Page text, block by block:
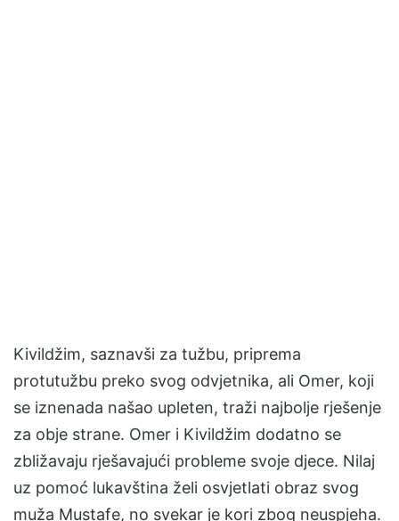
Kivildžim, saznavši za tužbu, priprema
protutužbu preko svog odvjetnika, ali Omer, koji
se iznenada našao upleten, traži najbolje rješenje
za obje strane. Omer i Kivildžim dodatno se
zbližavaju rješavajući probleme svoje djece. Nilaj
uz pomoć lukavština želi osvjetlati obraz svog
muža Mustafe, no svekar je kori zbog neuspjeha.